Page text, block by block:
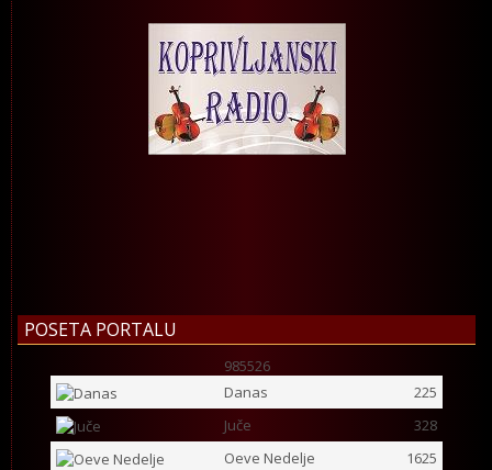
POSETA PORTALU
985526
Danas
225
Juče
328
Oeve Nedelje
1625